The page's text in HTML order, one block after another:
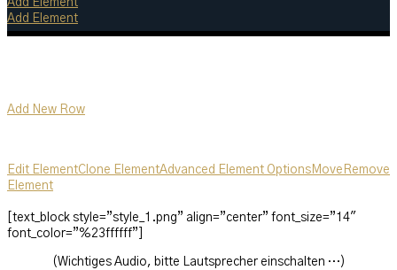
Add Element
Add Element
Add New Row
Edit ElementClone ElementAdvanced Element Options Move Remove
Element
[text_block style=”style_1.png” align=”center” font_size=”14″
font_color=”%23ffffff”]
(Wichtiges Audio, bitte Lautsprecher einschalten …)